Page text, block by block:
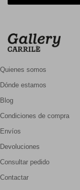
Quienes somos
Dónde estamos
Blog
Condiciones de compra
Envíos
Devoluciones
Consultar pedido
Contactar